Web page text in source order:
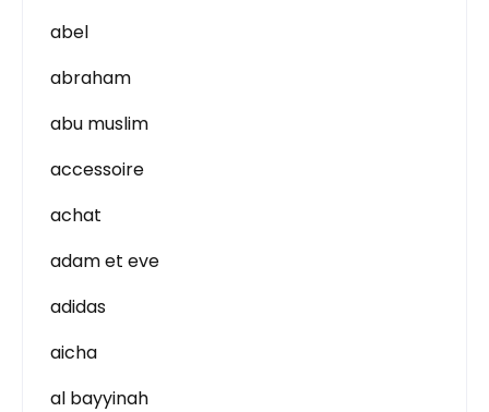
abel
abraham
abu muslim
accessoire
achat
adam et eve
adidas
aicha
al bayyinah